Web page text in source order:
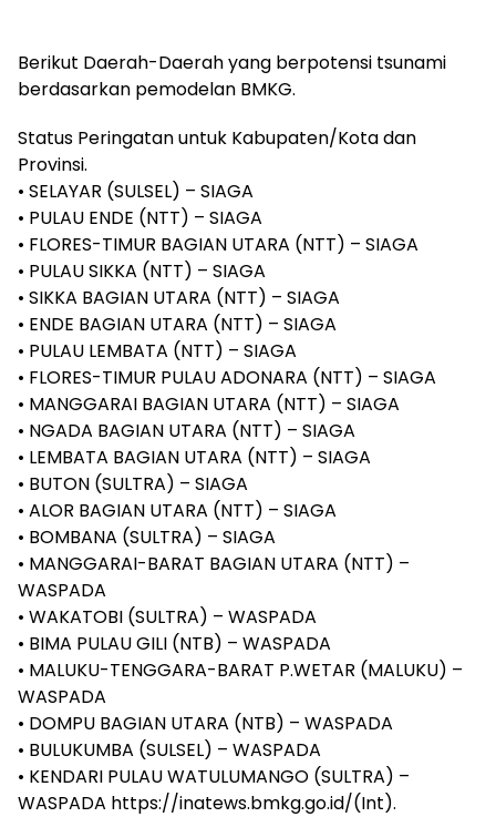
Berikut Daerah-Daerah yang berpotensi tsunami
berdasarkan pemodelan BMKG.
Status Peringatan untuk Kabupaten/Kota dan
Provinsi.
• SELAYAR (SULSEL) – SIAGA
• PULAU ENDE (NTT) – SIAGA
• FLORES-TIMUR BAGIAN UTARA (NTT) – SIAGA
• PULAU SIKKA (NTT) – SIAGA
• SIKKA BAGIAN UTARA (NTT) – SIAGA
• ENDE BAGIAN UTARA (NTT) – SIAGA
• PULAU LEMBATA (NTT) – SIAGA
• FLORES-TIMUR PULAU ADONARA (NTT) – SIAGA
• MANGGARAI BAGIAN UTARA (NTT) – SIAGA
• NGADA BAGIAN UTARA (NTT) – SIAGA
• LEMBATA BAGIAN UTARA (NTT) – SIAGA
• BUTON (SULTRA) – SIAGA
• ALOR BAGIAN UTARA (NTT) – SIAGA
• BOMBANA (SULTRA) – SIAGA
• MANGGARAI-BARAT BAGIAN UTARA (NTT) –
WASPADA
• WAKATOBI (SULTRA) – WASPADA
• BIMA PULAU GILI (NTB) – WASPADA
• MALUKU-TENGGARA-BARAT P.WETAR (MALUKU) –
WASPADA
• DOMPU BAGIAN UTARA (NTB) – WASPADA
• BULUKUMBA (SULSEL) – WASPADA
• KENDARI PULAU WATULUMANGO (SULTRA) –
WASPADA https://inatews.bmkg.go.id/(Int).